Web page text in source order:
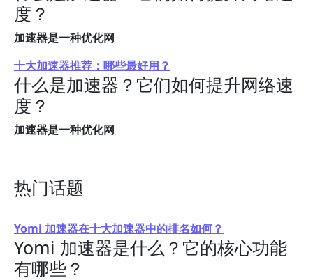
度？
加速器是一种优化网
十大加速器推荐：哪些最好用？
什么是加速器？它们如何提升网络速
度？
加速器是一种优化网
热门话题
Yomi 加速器在十大加速器中的排名如何？
Yomi 加速器是什么？它的核心功能
有哪些？